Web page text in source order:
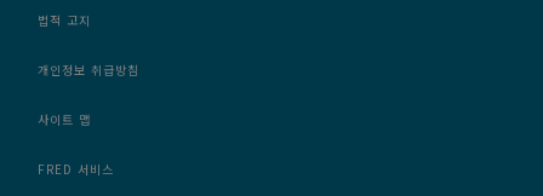
법적 고지
개인정보 취급방침
사이트 맵
FRED 서비스